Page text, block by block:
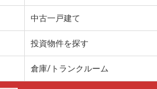
中古一戸建て
投資物件を探す
倉庫/トランクルーム